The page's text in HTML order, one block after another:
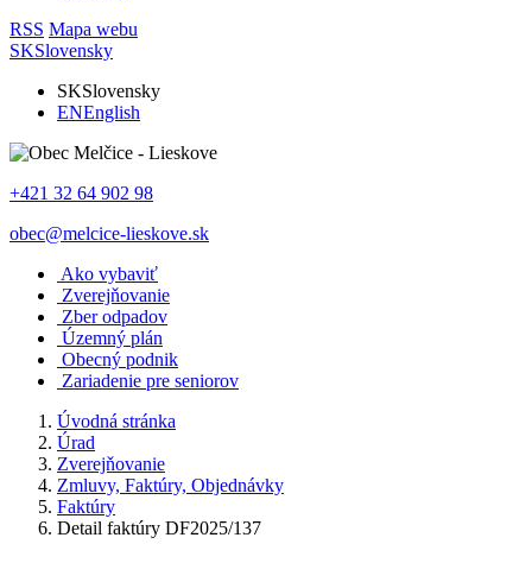
RSS Mapa webu
SKSlovensky
SKSlovensky
ENEnglish
+421 32 64 902 98
obec@melcice-lieskove.sk
Ako vybaviť
Zverejňovanie
Zber odpadov
Územný plán
Obecný podnik
Zariadenie pre seniorov
Úvodná stránka
Úrad
Zverejňovanie
Zmluvy, Faktúry, Objednávky
Faktúry
Detail faktúry DF2025/137